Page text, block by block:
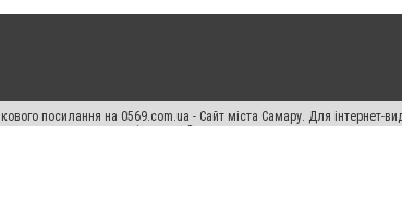
посилання на 0569.com.ua - Сайт міста Самару. Для інтернет-
прав переслідується Законом.